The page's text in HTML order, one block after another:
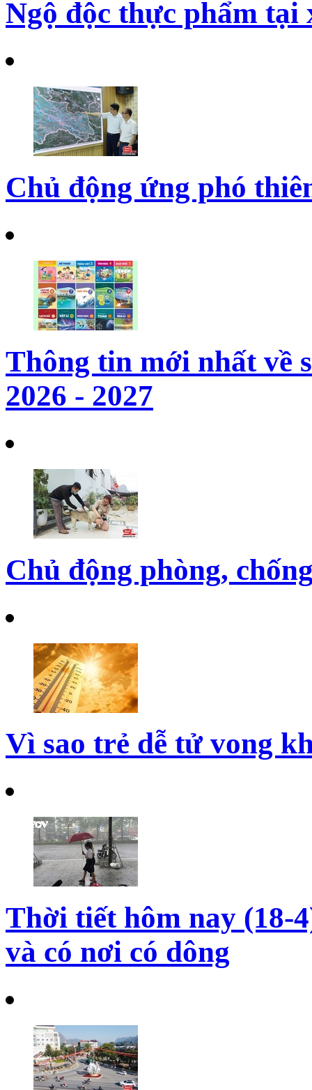
Ngộ độc thực phẩm tại
Chủ động ứng phó
Thông tin mới nhất về
2026 - 2027
Chủ động phòng,
Vì sao trẻ dễ tử vong
Thời tiết hôm nay (18-
và có nơi có dông